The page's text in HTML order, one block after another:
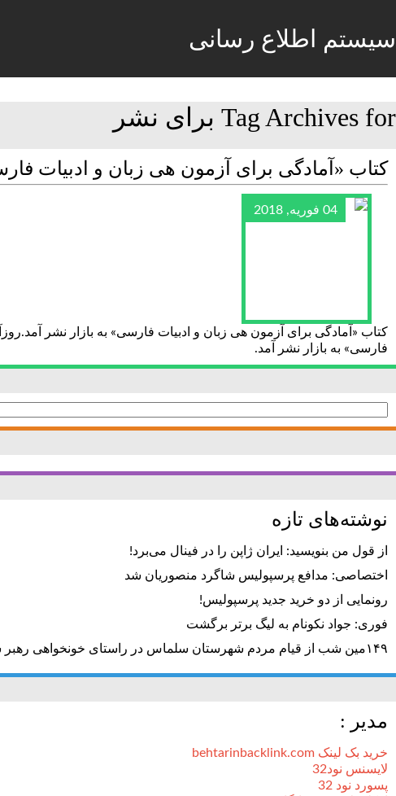
سیستم اطلاع رسانی
Tag Archives for برای نشر
کتاب «آمادگی برای آزمون هی زبان و ادبیات
04 فوریه, 2018
کتاب «آمادگی برای آزمون هی زبان و ادبیات فارسی» به بازار نشر
فارسی» به بازار نشر آمد.
برای:
نوشته‌های تازه
از قول من بنویسید: ایران ژاپن را در فینال می‌برد!
اختصاصی: مدافع پرسپولیس شاگرد منصوریان شد
رونمایی از دو خرید جدید پرسپولیس!
فوری: جواد نکونام به لیگ برتر برگشت
۱۴۹مین شب از قیام مردم شهرستان سلماس در راستای خونخواهی رهبر شهید + تصاویر
مدیر :
خرید بک لینک behtarinbacklink.com
لایسنس نود32
پسورد نود 32